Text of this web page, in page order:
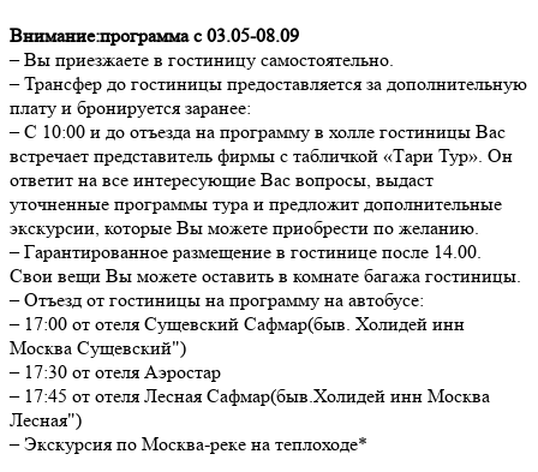
Внимание:программа с 03.05-08.09
– Вы приезжаете в гостиницу самостоятельно.
– Трансфер до гостиницы предоставляется за дополнительную
плату и бронируется заранее:
– С 10:00 и до отъезда на программу в холле гостиницы Вас
встречает представитель фирмы с табличкой «Тари Тур». Он
ответит на все интересующие Вас вопросы, выдаст
уточненные программы тура и предложит дополнительные
экскурсии, которые Вы можете приобрести по желанию.
– Гарантированное размещение в гостинице после 14.00.
Свои вещи Вы можете оставить в комнате багажа гостиницы.
– Отъезд от гостиницы на программу на автобусе:
– 17:00 от отеля Сущевский Сафмар(быв. Холидей инн
Москва Сущевский")
– 17:30 от отеля Аэростар
– 17:45 от отеля Лесная Сафмар(быв.Холидей инн Москва
Лесная")
– Экскурсия по Москва-реке на теплоходе*